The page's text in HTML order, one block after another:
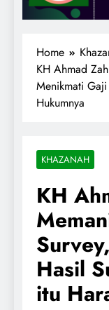
Home
KH Ahmad
Menikmati
Hukumnya
KHAZANAH
KH
Hasil
itu